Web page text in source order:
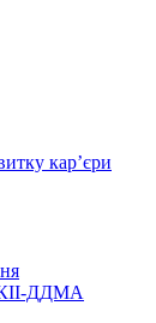
кар’єри
КІІ-ДДМА